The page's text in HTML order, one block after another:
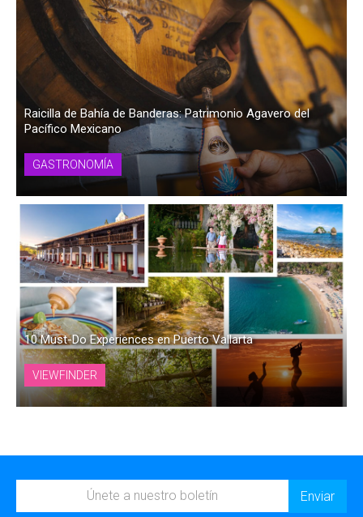
Raicilla de Bahía de Banderas: Patrimonio Agavero del
Pacífico Mexicano
GASTRONOMÍA
10 Must-Do Experiences en Puerto Vallarta
VIEWFINDER